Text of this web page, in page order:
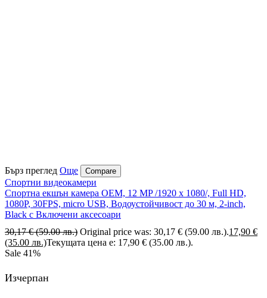
Бърз преглед Още Compare
Спортни видеокамери
Спортна екшън камера OEM, 12 MP /1920 x 1080/, Full HD,
1080P, 30FPS, micro USB, Водоустойчивост до 30 м, 2-inch,
Black с Включени аксесоари
30,17€ (59.00 лв.) Original price was: 30,17 € (59.00 лв.).17,90 €
(35.00 лв.)Текущата цена е: 17,90 € (35.00 лв.).
Sale 41%
Изчерпан